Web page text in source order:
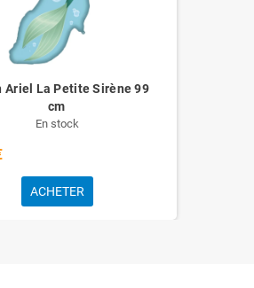
Ariel La Petite Sirène 99
cm
En stock
ACHETER